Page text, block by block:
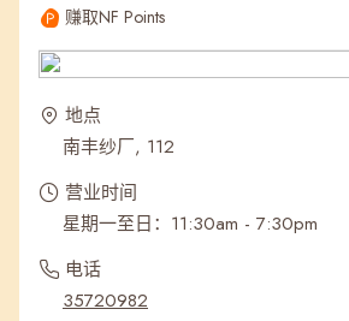
最近搜寻纪录
赚取NF Points
地点
南丰纱厂, 112
营业时间
星期一至日：11:30am - 7:30pm
电话
35720982